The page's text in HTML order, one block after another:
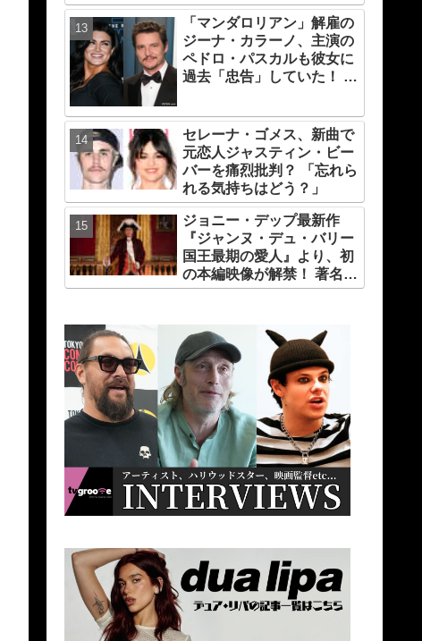
中！ 元祖『ジュラシック・
パーク』の脚本家デヴィッ
ド・コープが関与
「マンダロリアン」解雇の
ジーナ・カラーノ、主演の
ペドロ・パスカルも彼女に
過去「忠告」していた！ 今
セレーナ・ゴメス、新曲で
元恋人ジャスティン・ビー
バーを痛烈批判？ 「忘れら
れる気持ちはどう？」
ジョニー・デップ最新作
『ジャンヌ・デュ・バリー
国王最期の愛人』より、初
の本編映像が解禁！ 著名人
コメントも多数到着